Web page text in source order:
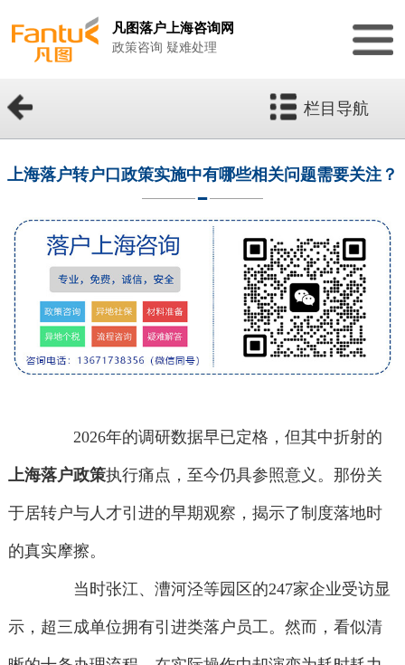
凡图落户上海咨询网
政策咨询 疑难处理
栏目导航
上海落户转户口政策实施中有哪些相关问题需要关注？
2026年的调研数据早已定格，但其中折射的
上海落户政策执行痛点，至今仍具参照意义。那份关
于居转户与人才引进的早期观察，揭示了制度落地时
的真实摩擦。
当时张江、漕河泾等园区的247家企业受访显
示，超三成单位拥有引进类落户员工。然而，看似清